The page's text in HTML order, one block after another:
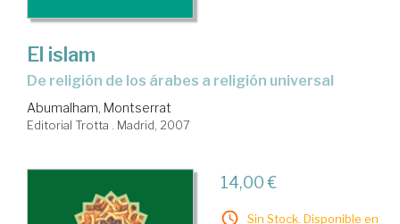
El islam
de religión de los árabes a religión universal
Abumalham, Montserrat
Editorial Trotta . Madrid, 2007
14,00 €
Sin Stock. Disponible en